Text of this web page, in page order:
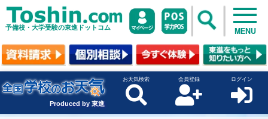
予備校・大学受験の東進ドットコム MENU
Produced by 東進
お天気検索 会員登録 ログイン